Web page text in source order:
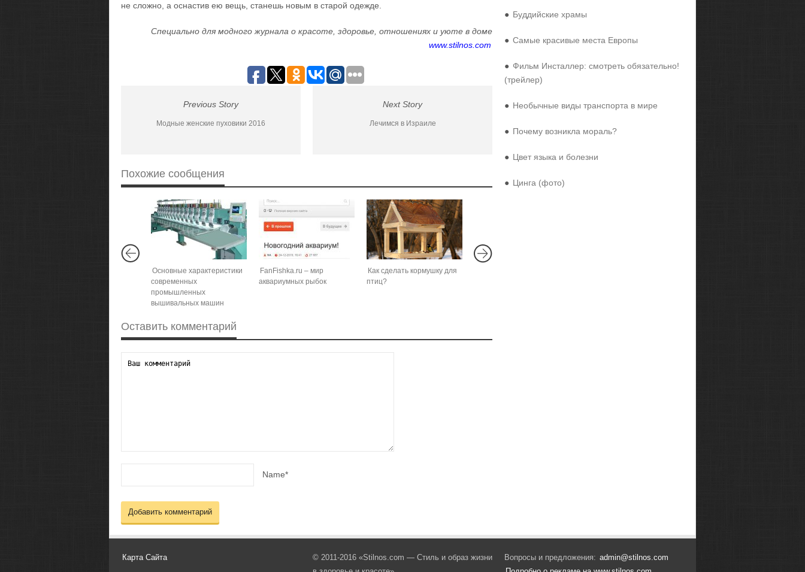
не сложно, а оснастив ею вещь, станешь новым в старой одежде.
Специально для модного журнала о красоте, здоровье, отношениях и уюте в доме
www.stilnos.com
Previous Story
Модные женские пуховики 2016
Next Story
Лечимся в Израиле
Похожие сообщения
Основные характеристики
современных
промышленных
вышивальных машин
FanFishka.ru – мир
аквариумных рыбок
Как сделать кормушку для
птиц?
Оставить комментарий
Name*
● Буддийские храмы
● Самые красивые места Европы
● Фильм Инсталлер: смотреть обязательно!
(трейлер)
● Необычные виды транспорта в мире
● Почему возникла мораль?
● Цвет языка и болезни
● Цинга (фото)
Карта Сайта
© 2011-2016 «Stilnos.com — Стиль и образ жизни
Вопросы и предложения: admin@stilnos.com